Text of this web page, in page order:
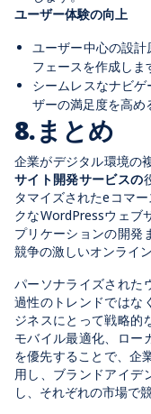
ユーザー体験の向上
ユーザー中心の設
フェースを作成しま
シームレスなナビ
ザーの満足度を高め
8.まとめ
企業がデジタル環境の
サイト開発サービスの
タマイズされたeコマ
クなWordPressウェブ
プリケーションの開発
競争の激しいオンライ
パーソナライズされた
過性のトレンドではな
ジネスにとって戦略的
モバイル最適化、ロー
を優先することで、企
用し、ブランドアイデ
し、それぞれの市場で